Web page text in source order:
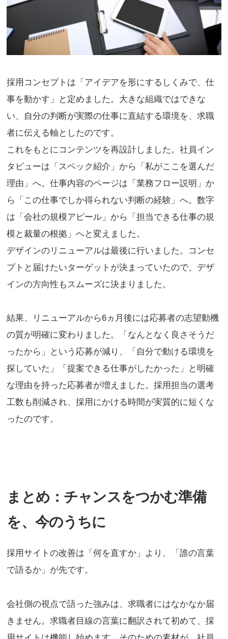
採用コンセプトは「アイデアを形にするしくみで、仕
事を動かす」と定めました。大きな組織ではできな
い、自分の判断が実際の仕事に直結する環境を、求職
者に伝える軸としたのです。
これをもとにコンテンツを再設計しました。社員イン
タビューは「スペック紹介」から「私がここを選んだ
理由」へ。仕事内容のページは「業務フロー説明」か
ら「この仕事でしか得られない判断の経験」へ。数字
は「会社の規模アピール」から「担当できる仕事の規
模と裁量の根拠」へと変えました。
デザインのリニューアルは最後に行いました。コンセ
プトと届けたいターゲットが決まっていたので、デザ
インの方向性もスムーズに決まりました。
結果、リニューアルから6ヵ月後には応募者の志望動機
の質が明確に変わりました。「なんとなく良さそうだ
ったから」という応募が減り、「自分で動ける環境を
探していた」「提案できる仕事がしたかった」と明確
な理由を持った応募者が増えました。採用担当の選考
工数も削減され、採用にかける時間が実質的に短くな
ったのです。
まとめ：チャンスをつかむ準備
を、今のうちに
採用サイトの改善は「何を直すか」より、「誰の言葉
で語るか」が先です。
会社側の視点で語った強みは、求職者にはなかなか届
きません。求職者目線の言葉に翻訳されて初めて、採